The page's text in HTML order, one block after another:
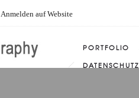
Anmelden auf Website
PORTFOLIO
DATENSCHUTZ